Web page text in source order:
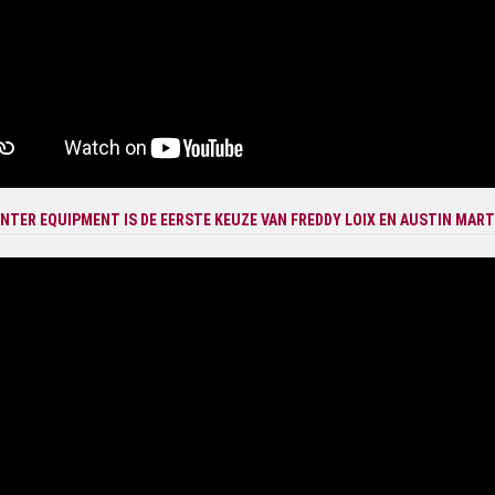
EQUIPMENT IS DE EERSTE KEUZE VAN FREDDY LOIX EN AUSTIN